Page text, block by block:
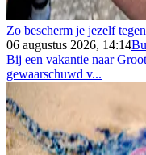
Zo bescherm je jezelf
06 augustus 2026, 14:14
Bij een vakantie naar
gewaarschuwd v...